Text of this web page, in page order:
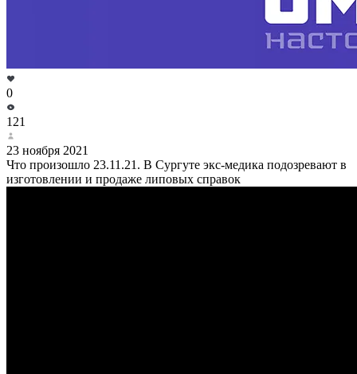
0
121
23 ноября 2021
Что произошло 23.11.21. В Сургуте экс-медика подозревают в
изготовлении и продаже липовых справок